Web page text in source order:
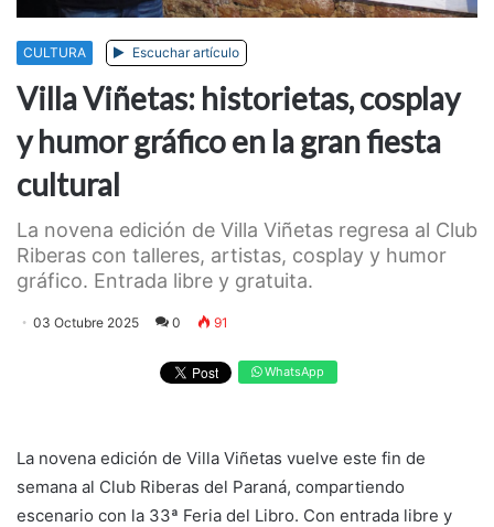
CULTURA Escuchar artículo
Villa Viñetas: historietas, cosplay
y humor gráfico en la gran fiesta
cultural
La novena edición de Villa Viñetas regresa al Club
Riberas con talleres, artistas, cosplay y humor
gráfico. Entrada libre y gratuita.
03 Octubre 2025 0 91
WhatsApp
La novena edición de Villa Viñetas vuelve este fin de
semana al Club Riberas del Paraná, compartiendo
escenario con la 33ª Feria del Libro. Con entrada libre y